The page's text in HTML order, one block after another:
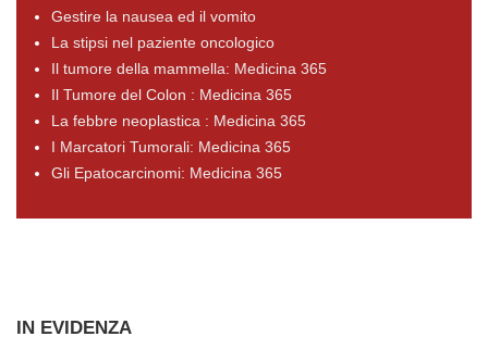
Gestire la nausea ed il vomito
La stipsi nel paziente oncologico
Il tumore della mammella: Medicina 365
Il Tumore del Colon : Medicina 365
La febbre neoplastica : Medicina 365
I Marcatori Tumorali: Medicina 365
Gli Epatocarcinomi: Medicina 365
IN EVIDENZA